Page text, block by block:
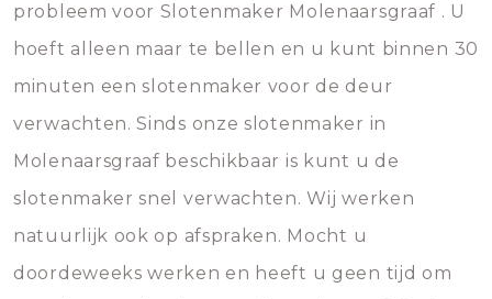
probleem voor Slotenmaker Molenaarsgraaf . U
hoeft alleen maar te bellen en u kunt binnen 30
minuten een slotenmaker voor de deur
verwachten. Sinds onze slotenmaker in
Molenaarsgraaf beschikbaar is kunt u de
slotenmaker snel verwachten. Wij werken
natuurlijk ook op afspraken. Mocht u
doordeweeks werken en heeft u geen tijd om